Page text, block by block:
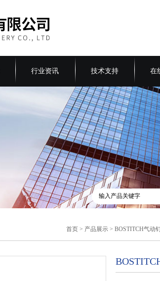
行业资讯 技术支持 在
首页 > 产品展示 >BOSTITCH气动